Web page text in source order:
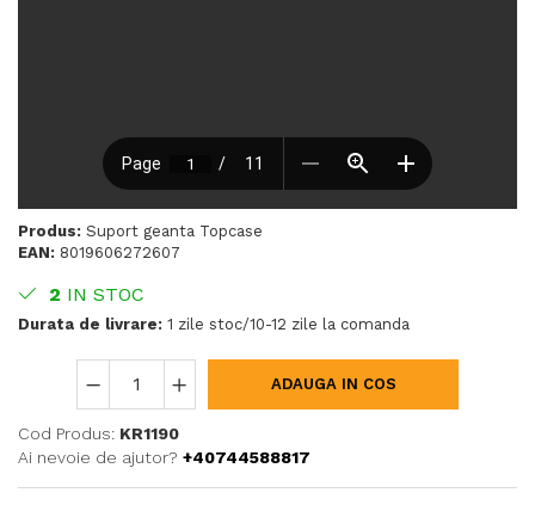
Produs: Suport geanta Topcase
EAN: 8019606272607
2 IN STOC
Durata de livrare: 1 zile stoc/10-12 zile la comanda
ADAUGA IN COS
Cod Produs: KR1190
Ai nevoie de ajutor? +40744588817